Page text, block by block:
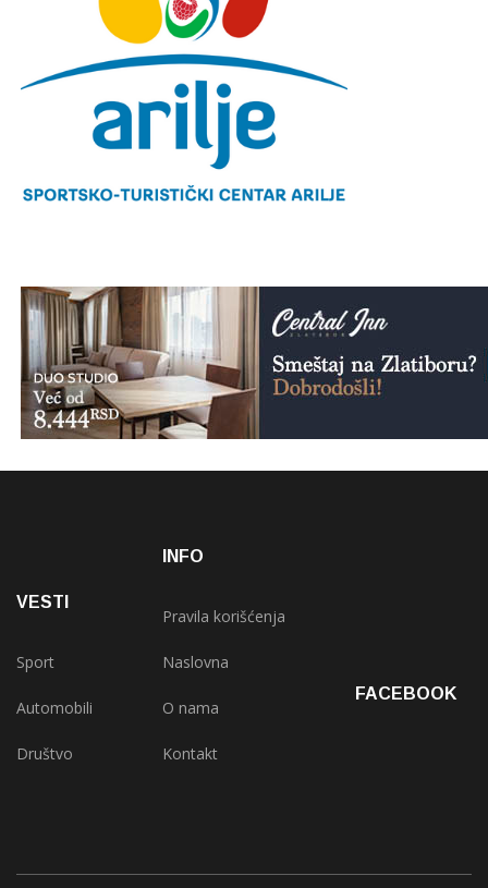
VESTI
Sport
Automobili
Društvo
INFO
Pravila korišćenja
Naslovna
O nama
Kontakt
FACEBOOK